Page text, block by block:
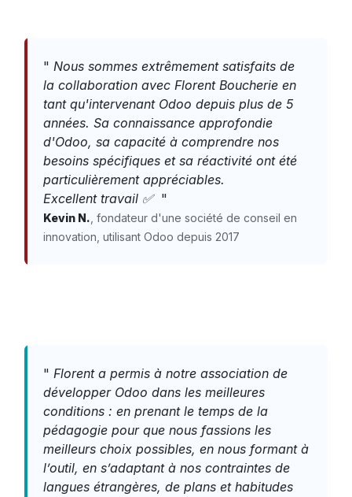
" Nous sommes extrêmement satisfaits de
la collaboration avec Florent Boucherie en
tant qu'intervenant Odoo depuis plus de 5
années. Sa connaissance approfondie
d'Odoo, sa capacité à comprendre nos
besoins spécifiques et sa réactivité ont été
particulièrement appréciables.
Excellent travail ✅ "
Kevin N. , fondateur d'une société de conseil en
innovation, utilisant Odoo depuis 2017
" Florent a permis à notre association de
développer Odoo dans les meilleures
conditions : en prenant le temps de la
pédagogie pour que nous fassions les
meilleurs choix possibles, en nous formant à
l’outil, en s’adaptant à nos contraintes de
langues étrangères, de plans et habitudes